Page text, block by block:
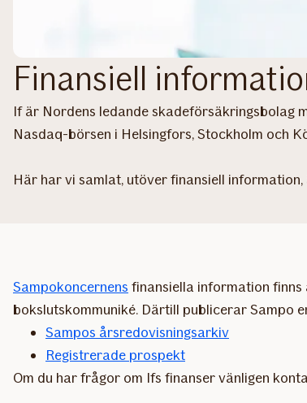
Finansiell
If är Nordens ledande skadeförsäkringsbolag
Nasdaq-börsen i Helsingfors, Stockholm och
Här har vi samlat, utöver finansiell
Sampokoncernens finansiella information
bokslutskommuniké. Därtill publicerar Sampo
Sampos årsredovisningsarkiv
Registrerade prospekt​
Om du har frågor om Ifs finanser vänligen